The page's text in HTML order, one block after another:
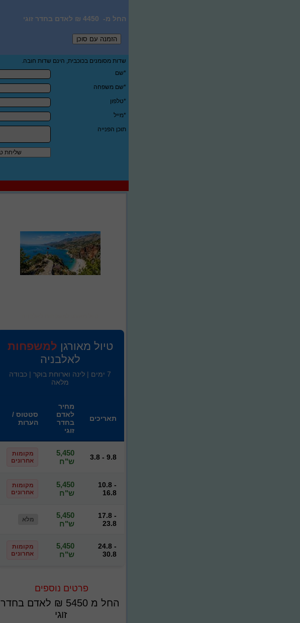
4450 ₪ לאדם בחדר זוגי
שדות מסומנים בכוכבית, הינם שדות חובה.
*שם
*שם משפחה
*טלפון
*מייל
תוכן הפנייה
טיול מאורגן למשפחות
לאלבניה
7 ימים | לינה וארוחת בוקר | כבודה
מלאה
תאריכים
מחיר
לאדם
בחדר
זוגי
סטטוס /
הערות
3.8 - 9.8
5,450
ש"ח
מקומות
אחרונים
10.8 -
16.8
5,450
ש"ח
מקומות
אחרונים
17.8 -
23.8
5,450
ש"ח
מלא
24.8 -
30.8
5,450
ש"ח
מקומות
אחרונים
פרטים נוספים
החל מ 5450
₪ לאדם בחדר
זוגי